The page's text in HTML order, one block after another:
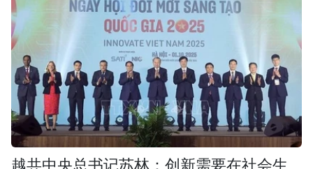
越共中央总书记苏林：创新需要在社会生